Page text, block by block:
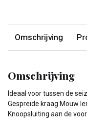
Omschrijving
Omschrijving
Ideaal voor tussen de
Gespreide kraag Mouw
Knoopsluiting aan de